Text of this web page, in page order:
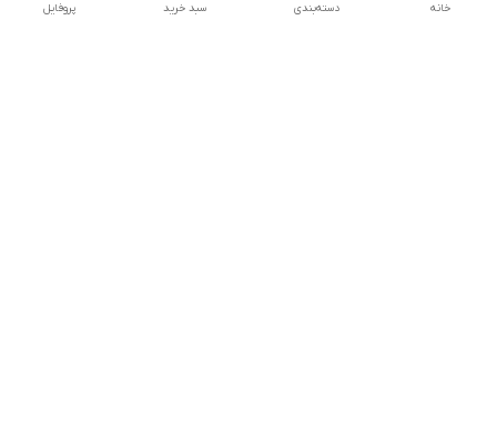
پروفایل سبد خرید دسته‌بندی خانه